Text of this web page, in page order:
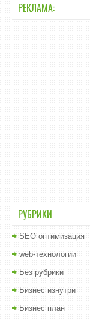
РЕКЛАМА:
РУБРИКИ
SEO оптимизация
web-технологии
Без рубрики
Бизнес изнутри
Бизнес план